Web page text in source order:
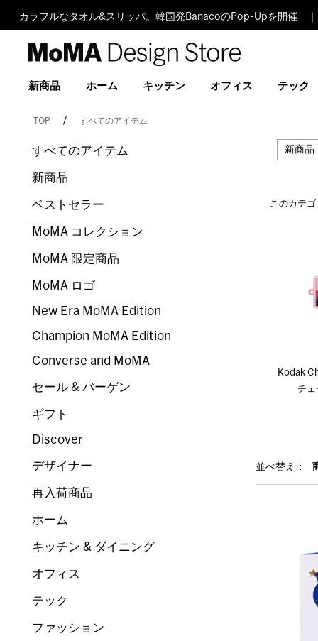
カラフルなタオル&スリッパ。韓国発 BanacoのPop-Upを開催
Design
新商品 ホーム キッチン オフィス テック
TOP すべてのアイテム
新商品
このカテ
Kodak
チェ
並べ替え：
すべてのアイテム
新商品
ベストセラー
MoMA コレクション
MoMA 限定商品
MoMA ロゴ
New Era MoMA Edition
Champion MoMA Edition
Converse and MoMA
セール & バーゲン
ギフト
Discover
デザイナー
再入荷商品
ホーム
キッチン & ダイニング
オフィス
テック
ファッション